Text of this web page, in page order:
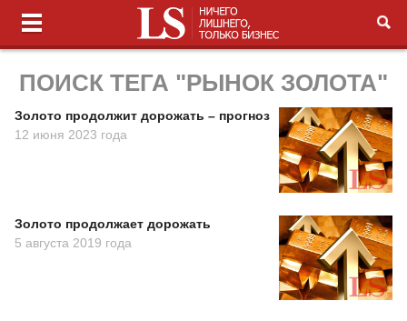
ПОИСК ТЕГА "РЫНОК ЗОЛОТА"
Золото продолжит дорожать – прогноз
12 июня 2023 года
Золото продолжает дорожать
5 августа 2019 года